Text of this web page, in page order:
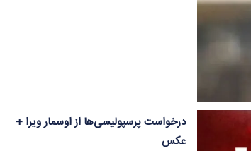
درخواست پرسپولیسی‌ها از اوسمار ویرا +
عکس